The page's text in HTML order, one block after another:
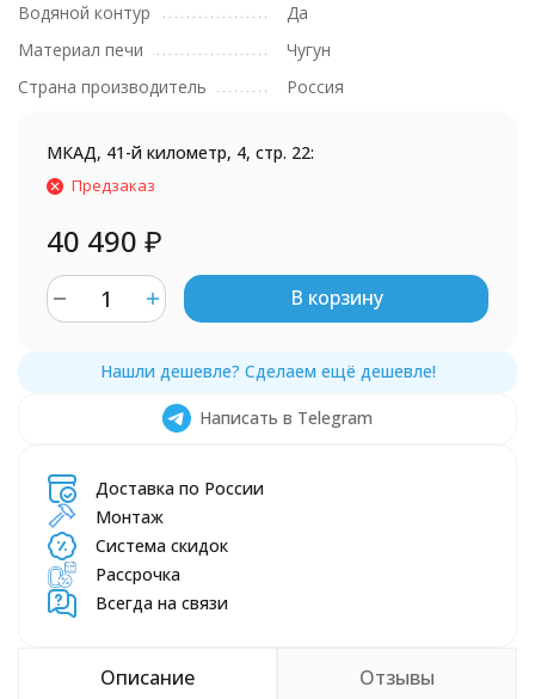
Водяной контур
Да
Материал печи
Чугун
Страна производитель
Россия
МКАД, 41-й километр, 4, стр. 22:
Предзаказ
40 490 ₽
В корзину
Написать в Telegram
Доставка по России
Монтаж
Система скидок
Рассрочка
Всегда на связи
Описание Отзывы